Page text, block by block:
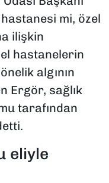
mi, özel
ilişkin
hastanelerin
algının
Ergör, sağlık
tarafından
eliyle